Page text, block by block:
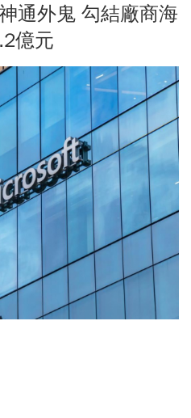
通外鬼 勾結廠商海
億元